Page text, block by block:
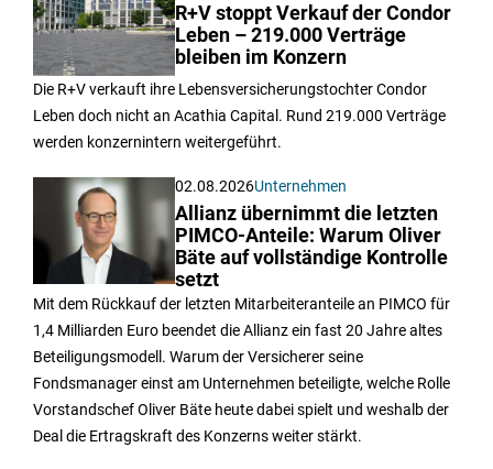
R+V stoppt Verkauf der Condor
Leben – 219.000 Verträge
bleiben im Konzern
Die R+V verkauft ihre Lebensversicherungstochter Condor
Leben doch nicht an Acathia Capital. Rund 219.000 Verträge
werden konzernintern weitergeführt.
02.08.2026Unternehmen
Allianz übernimmt die letzten
PIMCO-Anteile: Warum Oliver
Bäte auf vollständige Kontrolle
setzt
Mit dem Rückkauf der letzten Mitarbeiteranteile an PIMCO für
1,4 Milliarden Euro beendet die Allianz ein fast 20 Jahre altes
Beteiligungsmodell. Warum der Versicherer seine
Fondsmanager einst am Unternehmen beteiligte, welche Rolle
Vorstandschef Oliver Bäte heute dabei spielt und weshalb der
Deal die Ertragskraft des Konzerns weiter stärkt.